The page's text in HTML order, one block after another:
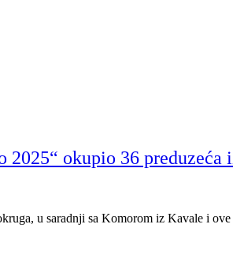
okupio 36 preduzeća
u saradnji sa Komorom iz Kavale i